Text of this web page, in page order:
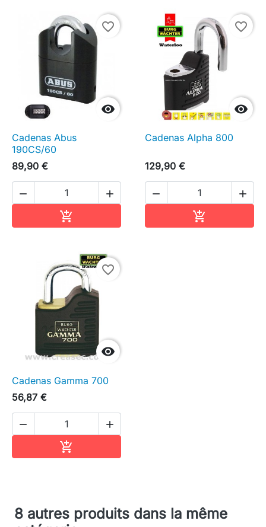

favorite_border
Cadenas Abus
190CS/60
89,90 €
 


favorite_border
Cadenas Alpha 800
129,90 €
 


favorite_border
Cadenas Gamma 700
56,87 €
 

8 autres produits dans la même